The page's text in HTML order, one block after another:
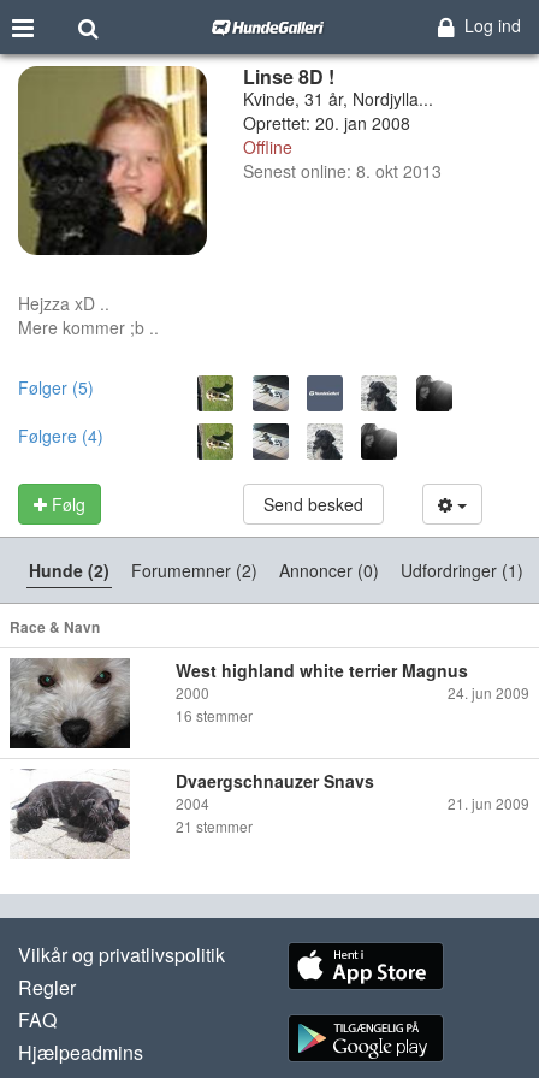
Log ind
Linse 8D !
Kvinde, 31 år, Nordjylla...
Oprettet: 20. jan 2008
Offline
Senest online: 8. okt 2013
Hejzza xD ..
Mere kommer ;b ..
Følger (5)
Følgere (4)
Følg Send besked
Hunde (2) Forumemner (2) Annoncer (0) Udfordringer (1)
Race & Navn
West highland white terrier Magnus
2000
24. jun 2009
16 stemmer
Dvaergschnauzer Snavs
2004
21. jun 2009
21 stemmer
Vilkår og privatlivspolitik
Regler
FAQ
Hjælpeadmins